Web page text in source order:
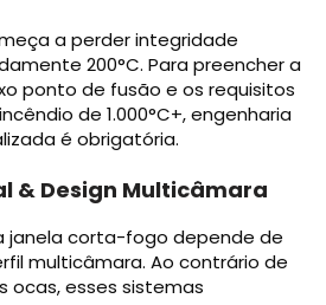
a perder integridade
200°C. Para preencher a
ponto de fusão e os requisitos
de 1.000°C+, engenharia
é obrigatória.
& Design Multicâmara
janela corta-fogo depende de
multicâmara. Ao contrário de
ocas, esses sistemas